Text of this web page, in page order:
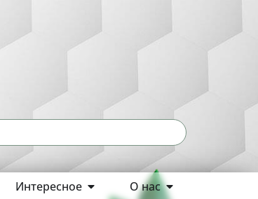
Интересное
О нас